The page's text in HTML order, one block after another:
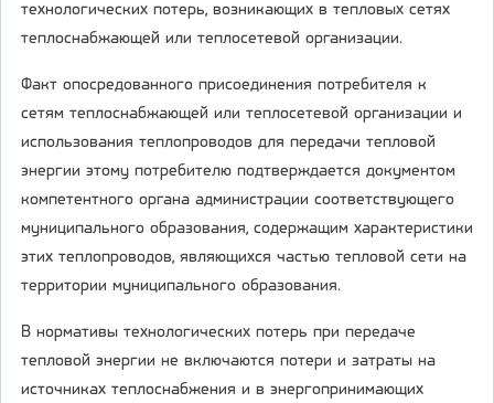
технологических потерь, возникающих в тепловых сетях
теплоснабжающей или теплосетевой организации.
Факт опосредованного присоединения потребителя к
сетям теплоснабжающей или теплосетевой организации и
использования теплопроводов для передачи тепловой
энергии этому потребителю подтверждается документом
компетентного органа администрации соответствующего
муниципального образования, содержащим характеристики
этих теплопроводов, являющихся частью тепловой сети на
территории муниципального образования.
В нормативы технологических потерь при передаче
тепловой энергии не включаются потери и затраты на
источниках теплоснабжения и в энергопринимающих